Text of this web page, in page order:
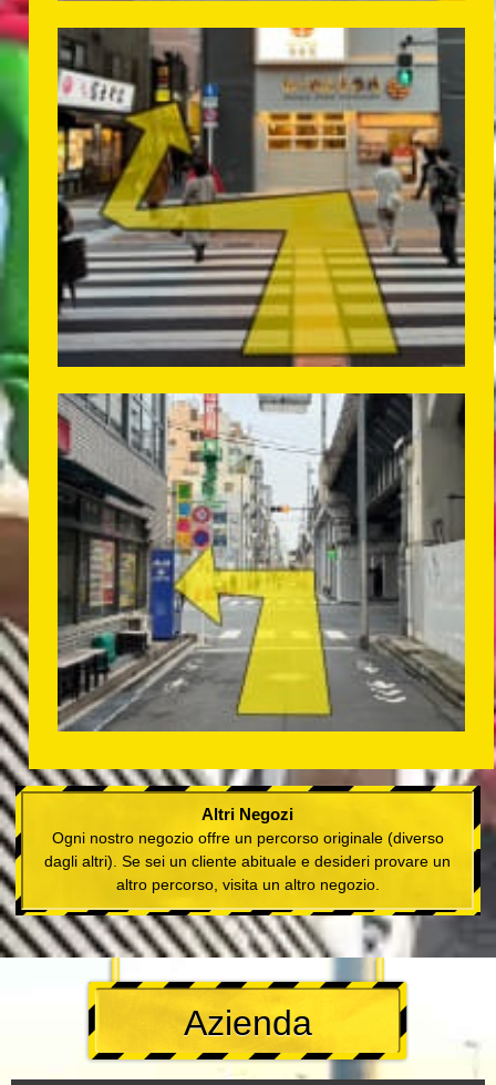
Altri Negozi
Ogni nostro negozio offre un percorso originale (diverso
dagli altri). Se sei un cliente abituale e desideri provare un
altro percorso, visita un altro negozio.
Azienda